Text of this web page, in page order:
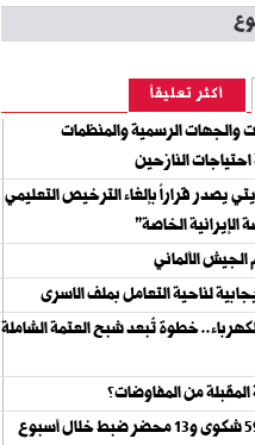
أكثر تعليقاً
والجهات الرسمية والمنظمات
احتياجات النازحين
يصدر قراراً بإلغاء الترخيص التعليمي
الإيرانية الخاصة"
الألماني
لناحية التعامل بملف الاسرى
خطوة تُبعد شبح العتمة الشاملة
من المفاوضات؟
وزارة الاقتصاد: 59 شكوى و13 محضر ضبط خلال أسبوع